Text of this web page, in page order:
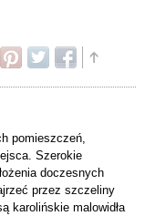
pomieszczeń,
Szerokie
doczesnych
przez szczeliny
karolińskie malowidła